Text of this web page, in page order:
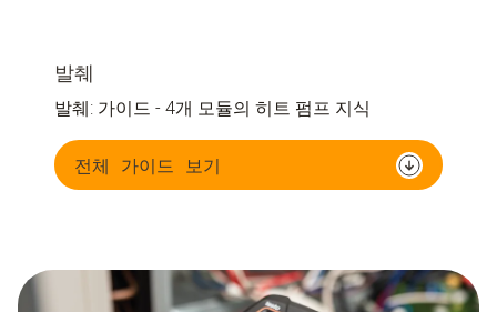
발췌
발췌: 가이드 - 4개 모듈의 히트 펌프 지식
전체 가이드 보기